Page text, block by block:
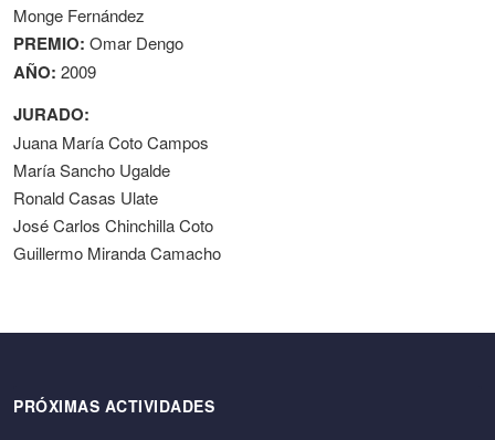
Monge Fernández
PREMIO: Omar Dengo
AÑO: 2009
JURADO:
Juana María Coto Campos
María Sancho Ugalde
Ronald Casas Ulate
José Carlos Chinchilla Coto
Guillermo Miranda Camacho
PRÓXIMAS ACTIVIDADES